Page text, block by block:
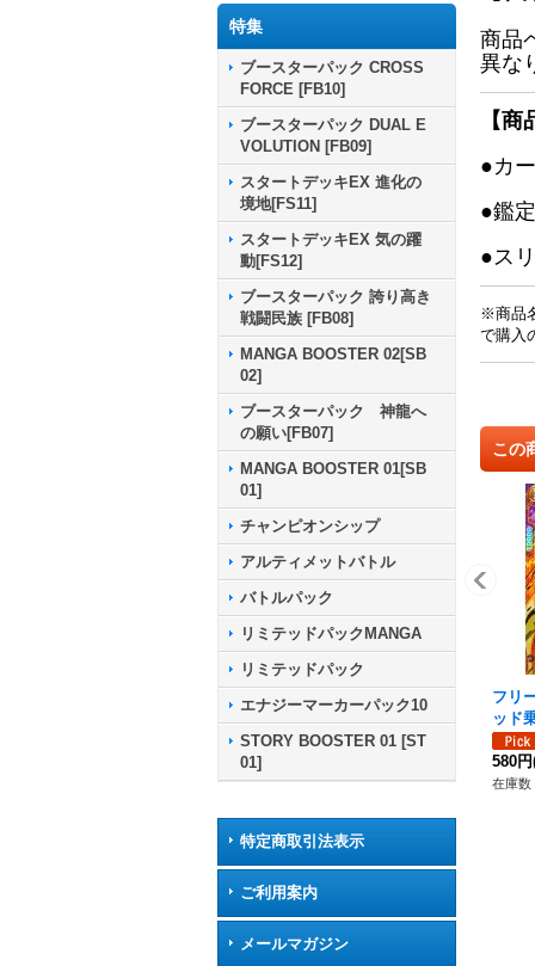
特集
ブースターパック CROSS
FORCE [FB10]
ブースターパック DUAL E
VOLUTION [FB09]
スタートデッキEX 進化の
境地[FS11]
スタートデッキEX 気の躍
動[FS12]
ブースターパック 誇り高き
戦闘民族 [FB08]
MANGA BOOSTER 02[SB
02]
ブースターパック 神龍へ
の願い[FB07]
MANGA BOOSTER 01[SB
01]
チャンピオンシップ
アルティメットバトル
バトルパック
リミテッドパックMANGA
リミテッドパック
エナジーマーカーパック10
STORY BOOSTER 01 [ST
01]
特定商取引法表示
ご利用案内
メールマガジン
商品
異な
【
●カ
●鑑
●ス
※商品
で購入
この
フリ
ッド
580円
在庫数